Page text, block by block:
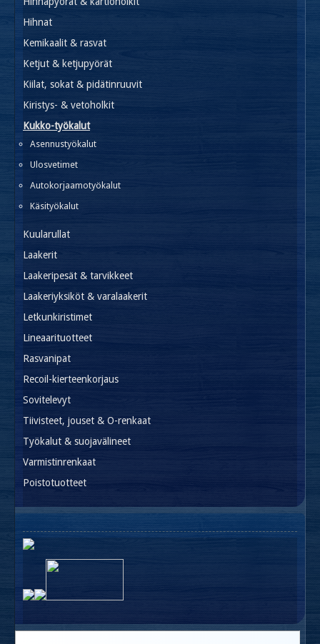
Hihnat
Kemikaalit & rasvat
Ketjut & ketjupyörät
Kiilat, sokat & pidätinruuvit
Kiristys- & vetoholkit
Kukko-työkalut
Asennustyökalut
Ulosvetimet
Autokorjaamotyökalut
Käsityökalut
Kuularullat
Laakerit
Laakeripesät & tarvikkeet
Laakeriyksiköt & varalaakerit
Letkunkiristimet
Lineaarituotteet
Rasvanipat
Recoil-kierteenkorjaus
Sovitelevyt
Tiivisteet, jouset & O-renkaat
Työkalut & suojavälineet
Varmistinrenkaat
Poistotuotteet